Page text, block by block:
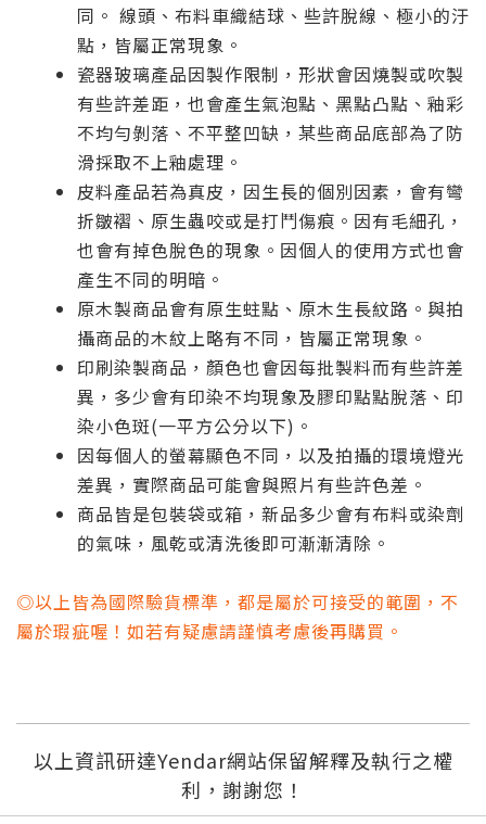
同。 線頭、布料車織結球、些許脫線、極小的汙
點，皆屬正常現象。
瓷器玻璃產品因製作限制，形狀會因燒製或吹製
有些許差距，也會產生氣泡點、黑點凸點、釉彩
不均勻剝落、不平整凹缺，某些商品底部為了防
滑採取不上釉處理。
皮料產品若為真皮，因生長的個別因素，會有彎
折皺褶、原生蟲咬或是打鬥傷痕。因有毛細孔，
也會有掉色脫色的現象。因個人的使用方式也會
產生不同的明暗。
原木製商品會有原生蛀點、原木生長紋路。與拍
攝商品的木紋上略有不同，皆屬正常現象。
印刷染製商品，顏色也會因每批製料而有些許差
異，多少會有印染不均現象及膠印點點脫落、印
染小色斑(一平方公分以下)。
因每個人的螢幕顯色不同，以及拍攝的環境燈光
差異，實際商品可能會與照片有些許色差。
商品皆是包裝袋或箱，新品多少會有布料或染劑
的氣味，風乾或清洗後即可漸漸清除。
◎以上皆為國際驗貨標準，都是屬於可接受的範圍，不
屬於瑕疵喔！如若有疑慮請謹慎考慮後再購買。
以上資訊研達Yendar網站保留解釋及執行之權
利，謝謝您！